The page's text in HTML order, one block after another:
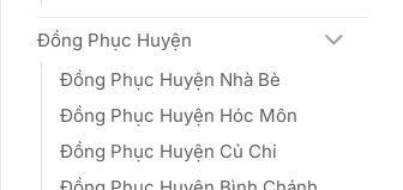
Đồng Phục Huyện
Đồng Phục Huyện Nhà Bè
Đồng Phục Huyện Hóc Môn
Đồng Phục Huyện Củ Chi